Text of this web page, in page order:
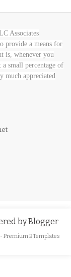
Associates
provide a means for
is, whenever you
small percentage of
much appreciated
byBlogger
- Premium BTemplates